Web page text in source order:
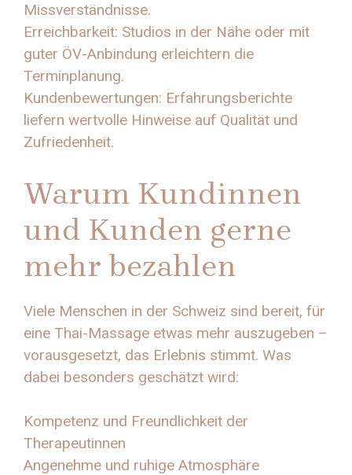
Missverständnisse.
Erreichbarkeit: Studios in der Nähe oder mit
guter ÖV-Anbindung erleichtern die
Terminplanung.
Kundenbewertungen: Erfahrungsberichte
liefern wertvolle Hinweise auf Qualität und
Zufriedenheit.
Warum Kundinnen
und Kunden gerne
mehr bezahlen
Viele Menschen in der Schweiz sind bereit, für
eine Thai-Massage etwas mehr auszugeben –
vorausgesetzt, das Erlebnis stimmt. Was
dabei besonders geschätzt wird:
Kompetenz und Freundlichkeit der
Therapeutinnen
Angenehme und ruhige Atmosphäre